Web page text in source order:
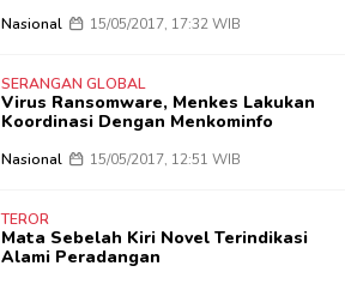
Nasional 15/05/2017, 17:32 WIB
SERANGAN GLOBAL
Virus Ransomware, Menkes Lakukan
Koordinasi Dengan Menkominfo
Nasional 15/05/2017, 12:51 WIB
TEROR
Mata Sebelah Kiri Novel Terindikasi
Alami Peradangan